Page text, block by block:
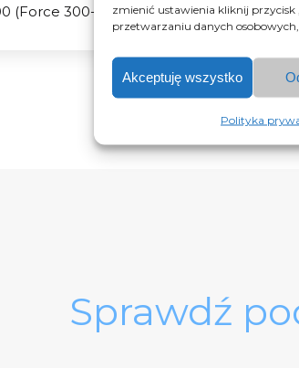
zmienić ustawienia kliknij przycisk
przetwarzaniu danych
Akceptuję wszystko
Polityka
(Force 300-xx), a także urządzeń Elevate.
Sprawdź